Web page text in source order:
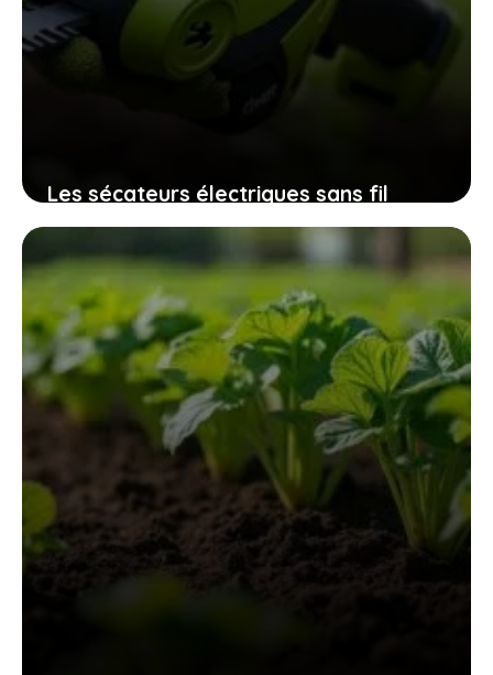
Les sécateurs électriques sans fil
32mm qui révolutionnent l’entretien
des espaces verts sans fatigue
excessive
9 novembre 2025